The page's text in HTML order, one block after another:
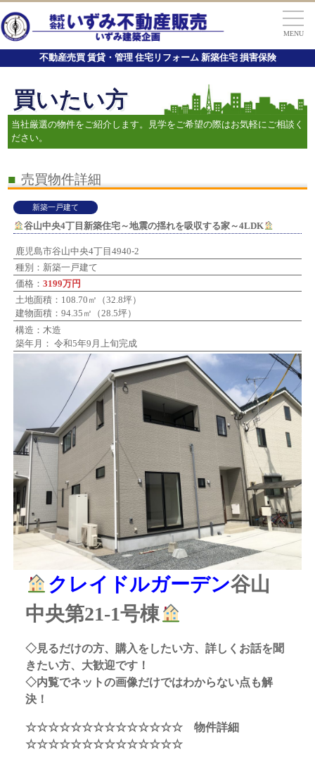
MENU
不動産売買 賃貸・管理 住宅リフォーム 新築住宅 損害保険
買いたい方
当社厳選の物件をご紹介します。見学をご希望の際はお気軽にご相談く
ださい。
■ 売買物件詳細
新築一戸建て
谷山中央4丁目新築住宅～地震の揺れを吸収する家～4LDK
鹿児島市谷山中央4丁目4940-2
種別：新築一戸建て
価格：3199万円
土地面積：108.70㎡（32.8坪）
建物面積：94.35㎡（28.5坪）
構造：木造
築年月： 令和5年9月上旬完成
クレイドルガーデン谷山
中央第21-1号棟
◇見るだけの方、購入をしたい方、詳しくお話を聞
きたい方、大歓迎です！
◇内覧でネットの画像だけではわからない点も解
決！
☆☆☆☆☆☆☆☆☆☆☆☆☆☆ 物件詳細
☆☆☆☆☆☆☆☆☆☆☆☆☆☆